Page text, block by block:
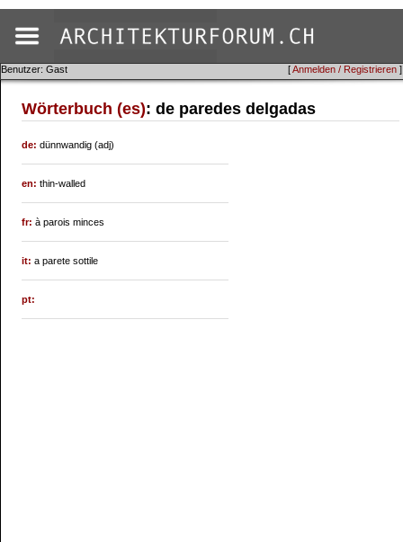
[Anmelden / Registrieren ]
Benutzer: Gast
Wörterbuch (es): de paredes delgadas
de:dünnwandig (adj)
en:thin-walled
fr:à parois minces
it:a parete sottile
pt: